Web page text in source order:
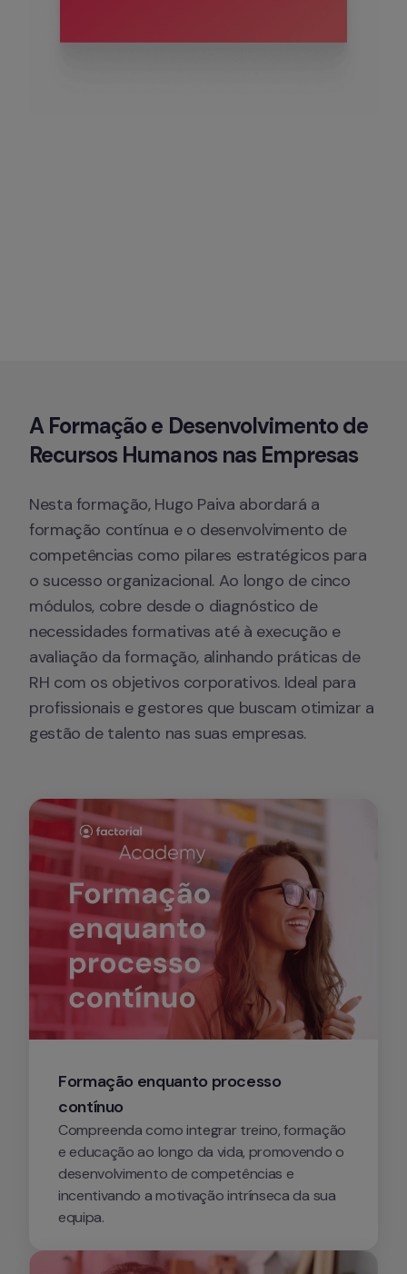
A Formação e Desenvolvimento de
Recursos Humanos nas Empresas
Nesta formação, Hugo Paiva abordará a
formação contínua e o desenvolvimento de
competências como pilares estratégicos para
o sucesso organizacional. Ao longo de cinco
módulos, cobre desde o diagnóstico de
necessidades formativas até à execução e
avaliação da formação, alinhando práticas de
RH com os objetivos corporativos. Ideal para
profissionais e gestores que buscam otimizar a
gestão de talento nas suas empresas.
Formação enquanto processo
contínuo
Compreenda como integrar treino, formação
e educação ao longo da vida, promovendo o
desenvolvimento de competências e
incentivando a motivação intrínseca da sua
equipa.